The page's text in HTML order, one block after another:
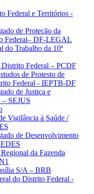
Federal e Territórios -
de Proteção da
Federal– DF-LEGAL
do Trabalho da 10ª
Federal – PCDF
de Protesto de
Federal - IEPTB-DF
de Justiça e
– SEJUS
Vigilância à Saúde /
de Desenvolvimento
da Fazenda
S/A – BRB
do Distrito Federal -